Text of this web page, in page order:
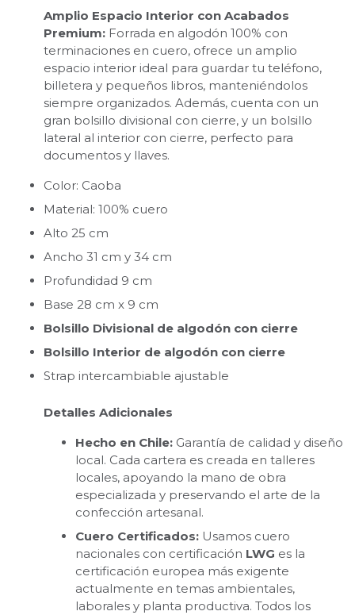
Amplio Espacio Interior con Acabados
Premium: Forrada en algodón 100% con
terminaciones en cuero, ofrece un amplio
espacio interior ideal para guardar tu teléfono,
billetera y pequeños libros, manteniéndolos
siempre organizados. Además, cuenta con un
gran bolsillo divisional con cierre, y un bolsillo
lateral al interior con cierre, perfecto para
documentos y llaves.
Color: Caoba
Material: 100% cuero
Alto 25 cm
Ancho 31 cm y 34 cm
Profundidad 9 cm
Base 28 cm x 9 cm
Bolsillo Divisional de algodón con cierre
Bolsillo Interior de algodón con cierre
Strap intercambiable ajustable
Detalles Adicionales
Hecho en Chile: Garantía de calidad y diseño
local. Cada cartera es creada en talleres
locales, apoyando la mano de obra
especializada y preservando el arte de la
confección artesanal.
Cuero Certificados: Usamos cuero
nacionales con certificación LWG es la
certificación europea más exigente
actualmente en temas ambientales,
laborales y planta productiva. Todos los